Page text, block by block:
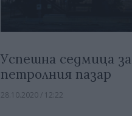
Успешна седмица за
петролния пазар
28.10.2020 / 12:22